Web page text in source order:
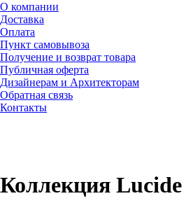
О компании
Доставка
Оплата
Пункт самовывоза
Получение и возврат товара
Публичная оферта
Дизайнерам и Архитекторам
Обратная связь
Контакты
Коллекция